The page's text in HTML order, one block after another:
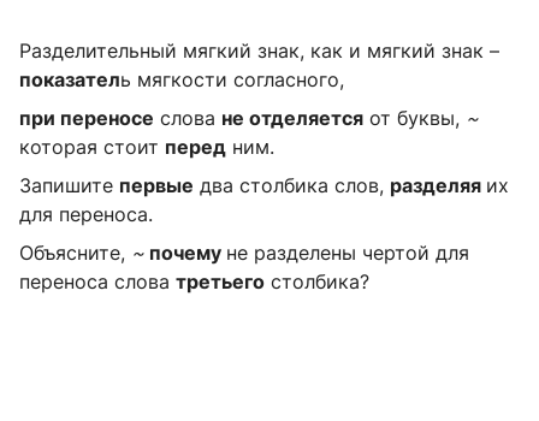
Разделительный мягкий знак, как и мягкий знак –
показатель мягкости согласного,
при переносе слова не отделяется от буквы, ~
которая стоит перед ним.
Запишите первые два столбика слов, разделяя их
для переноса.
Объясните, ~ почему не разделены чертой для
переноса слова третьего столбика?